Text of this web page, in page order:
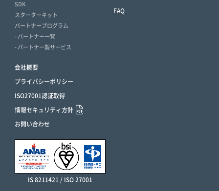
SDK
スターターキット
パートナープログラム
- パートナー一覧
- パートナー製サービス
FAQ
会社概要
プライバシーポリシー
ISO27001認証取得
情報セキュリティ方針
お問い合わせ
IS 8211421 / ISO 27001